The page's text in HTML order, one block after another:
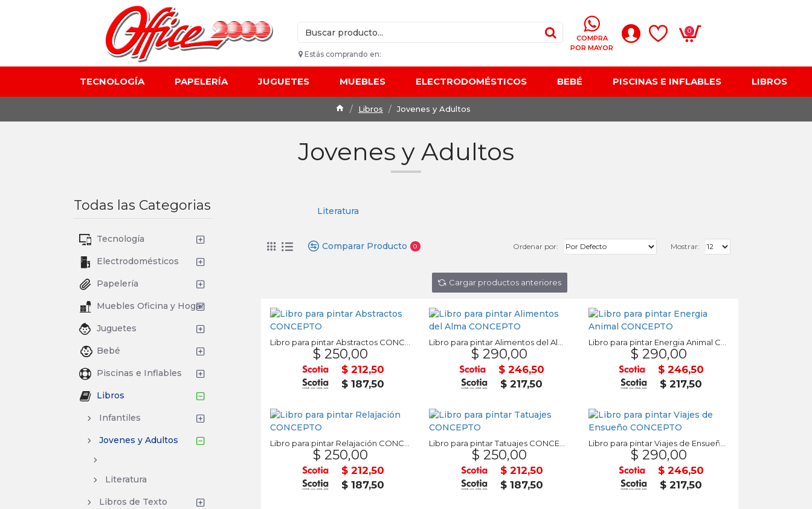
Estás comprando en:
COMPRA
POR MAYOR
0
TECNOLOGÍA PAPELERÍA JUGUETES MUEBLES ELECTRODOMÉSTICOS BEBÉ PISCINAS E INFLABLES LIBROS
Libros Jovenes y Adultos
Jovenes y Adultos
Todas las Categorias
Tecnología
Electrodomésticos
Papelería
Muebles Oficina y Hogar
Juguetes
Bebé
Piscinas e Inflables
Libros
Infantiles
Jovenes y Adultos
Literatura
Libros de Texto
Literatura
Comparar Producto 0 Ordenar por: Mostrar:
Cargar productos anteriores
$ 250,00
$ 212,50
$ 187,50
$ 290,00
$ 246,50
$ 217,50
$ 290,00
$ 246,50
$ 217,50
$ 250,00
$ 212,50
$ 187,50
$ 250,00
$ 212,50
$ 187,50
$ 290,00
$ 246,50
$ 217,50